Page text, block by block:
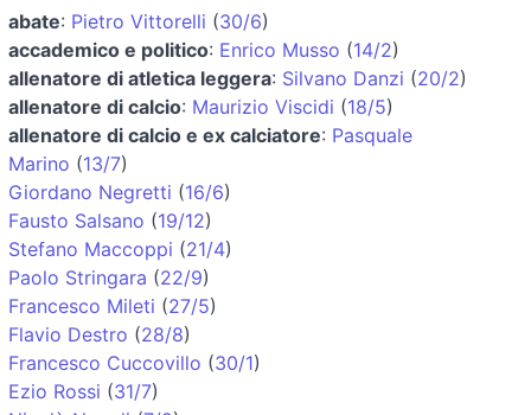
abate: Pietro Vittorelli (30/6)
accademico e politico: Enrico Musso (14/2)
allenatore di atletica leggera: Silvano Danzi (20/2)
allenatore di calcio: Maurizio Viscidi (18/5)
allenatore di calcio e ex calciatore: Pasquale
Marino (13/7)
Giordano Negretti (16/6)
Fausto Salsano (19/12)
Stefano Maccoppi (21/4)
Paolo Stringara (22/9)
Francesco Mileti (27/5)
Flavio Destro (28/8)
Francesco Cuccovillo (30/1)
Ezio Rossi (31/7)